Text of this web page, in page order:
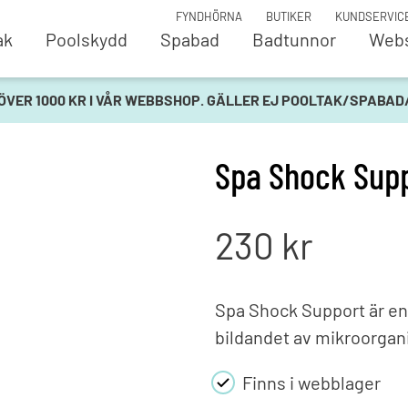
Poolskydd Spabad Badtunnor
URSTARK
Pooltak
Azure Flat Compact
ORLANDO® Spadome
Poolskydd
AqvisDeck
Automatiska poolskydd
Manuella poolskydd
FYNDHÖRNA BUTIKER
1000 KR I VÅR WEBBSHOP. GÄLLER EJ POOLTAK/
Spa Shock
230 kr
Spa Shock Support är
bildandet av
Finns i webblager